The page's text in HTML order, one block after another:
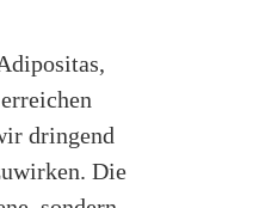
dringend
Die